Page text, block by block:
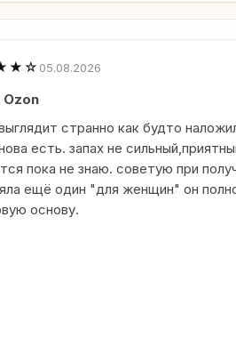
05.08.2026
Ozon
странно как будто
есть. запах не
пока не знаю. советую при
ещё один "для женщин" он
основу.